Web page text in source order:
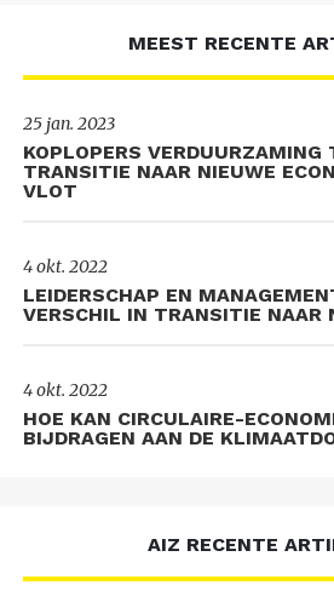
MEEST RECENTE
25 jan. 2023
KOPLOPERS VERDUURZAMING
TRANSITIE NAAR NIEUWE
VLOT
4 okt. 2022
LEIDERSCHAP EN
VERSCHIL IN TRANSITIE NAAR
4 okt. 2022
HOE KAN CIRCULAIRE-
BIJDRAGEN AAN DE
AIZ RECENTE